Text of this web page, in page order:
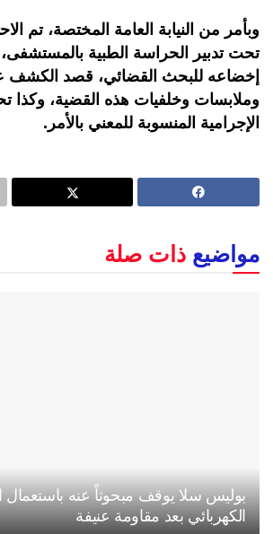
وبأمر من النيابة العامة المختصة، تم
تحت تدبير الحراسة الطبية بالمستشفى،
إخضاعه للبحث القضائي، قصد
وملابسات وخلفيات هذه القضية، وكذا
الإجرامية المنسوبة للمعني بالأمر .
مواضيع ذات صلة
بوليس سلا يوقف مبحوثاً عنه
الكهربائي بعد مقاومة عنيفة